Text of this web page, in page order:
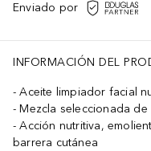
Enviado por
INFORMACIÓN DEL
Aceite limpiador facial
Mezcla seleccionada
Acción nutritiva,
barrera cutánea